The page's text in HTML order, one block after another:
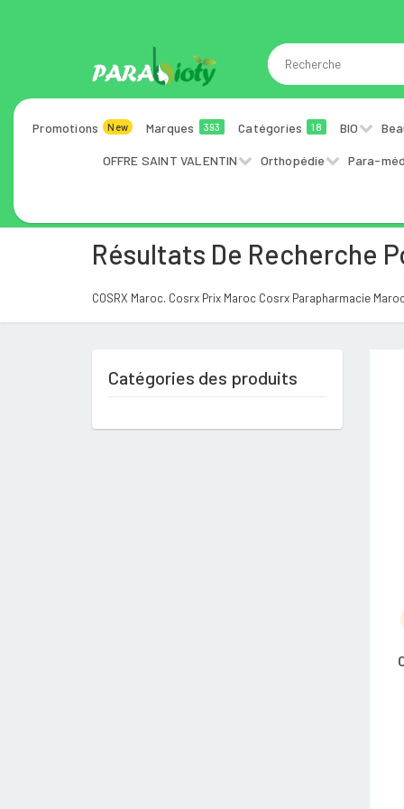
Promotions New Marques 393 Catégories 18 BIO
OFFRE SAINT VALENTIN Orthopédie Para-
Résultats De Recherche
COSRX Maroc. Cosrx Prix Maroc Cosrx Parapharmacie
Catégories des produits